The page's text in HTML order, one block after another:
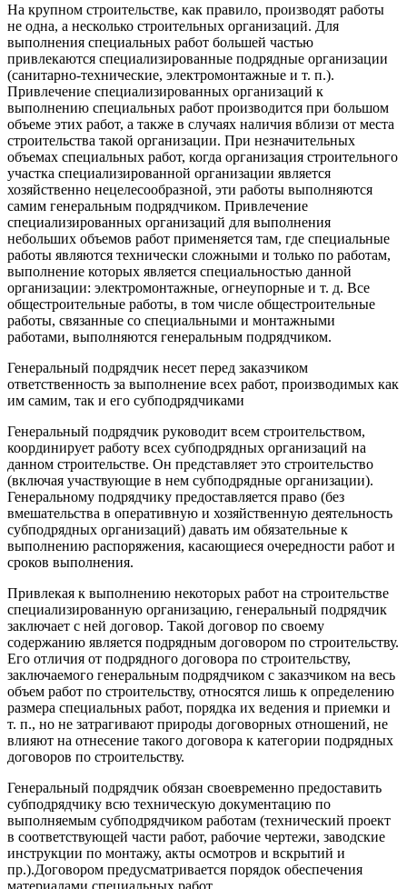
На крупном строительстве, как правило, производят работы
не одна, а несколько строительных организаций. Для
выполнения специальных работ большей частью
привлекаются специализированные подрядные организации
(санитарно-технические, электромонтажные и т. п.).
Привлечение специализированных организаций к
выполнению специальных работ производится при большом
объеме этих работ, а также в случаях наличия вблизи от места
строительства такой организации. При незначительных
объемах специальных работ, когда организация строительного
участка специализированной организации является
хозяйственно нецелесообразной, эти работы выполняются
самим генеральным подрядчиком. Привлечение
специализированных организаций для выполнения
небольших объемов работ применяется там, где специальные
работы являются технически сложными и только по работам,
выполнение которых является специальностью данной
организации: электромонтажные, огнеупорные и т. д. Все
общестроительные работы, в том числе общестроительные
работы, связанные со специальными и монтажными
работами, выполняются генеральным подрядчиком.
Генеральный подрядчик несет перед заказчиком
ответственность за выполнение всех работ, производимых как
им самим, так и его субподрядчиками
Генеральный подрядчик руководит всем строительством,
координирует работу всех субподрядных организаций на
данном строительстве. Он представляет это строительство
(включая участвующие в нем субподрядные организации).
Генеральному подрядчику предоставляется право (без
вмешательства в оперативную и хозяйственную деятельность
субподрядных организаций) давать им обязательные к
выполнению распоряжения, касающиеся очередности работ и
сроков выполнения.
Привлекая к выполнению некоторых работ на строительстве
специализированную организацию, генеральный подрядчик
заключает с ней договор. Такой договор по своему
содержанию является подрядным договором по строительству.
Его отличия от подрядного договора по строительству,
заключаемого генеральным подрядчиком с заказчиком на весь
объем работ по строительству, относятся лишь к определению
размера специальных работ, порядка их ведения и приемки и
т. п., но не затрагивают природы договорных отношений, не
влияют на отнесение такого договора к категории подрядных
договоров по строительству.
Генеральный подрядчик обязан своевременно предоставить
субподрядчику всю техническую документацию по
выполняемым субподрядчиком работам (технический проект
в соответствующей части работ, рабочие чертежи, заводские
инструкции по монтажу, акты осмотров и вскрытий и
пр.).Договором предусматривается порядок обеспечения
материалами специальных работ.